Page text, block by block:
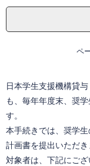
ペ
日本学生支援機構貸
も、毎年年度末、奨
す。
本手続きでは、奨学
計画書を提出いただき
対象者は、下記にご